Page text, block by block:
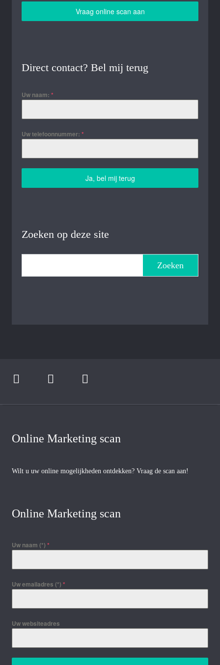
Vraag online scan aan
Direct contact? Bel mij terug
Uw naam: *
Uw telefoonnummer: *
Ja, bel mij terug
Zoeken op deze site
Zoeken
Online Marketing scan
Wilt u uw online mogelijkheden ontdekken? Vraag de scan aan!
Online Marketing scan
Uw naam (*) *
Uw emailadres (*) *
Uw websiteadres